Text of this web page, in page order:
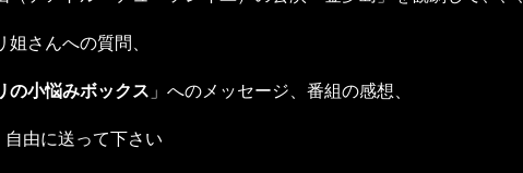
さんへの質問、
の小悩みボックス 」へのメッセージ、番組の感想、
由に送って下さい